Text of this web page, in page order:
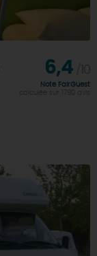
6,4
Note FairGuest
calculée sur 1790 avis